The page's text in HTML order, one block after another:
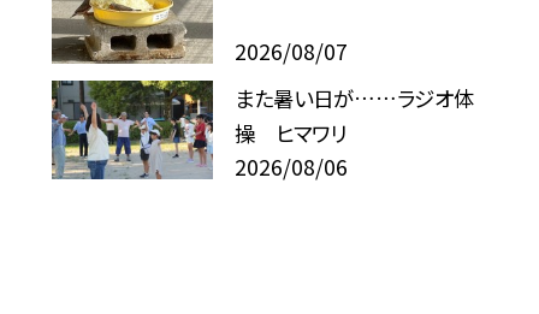
2026/08/07
また暑い日が……ラジオ体
操 ヒマワリ
2026/08/06